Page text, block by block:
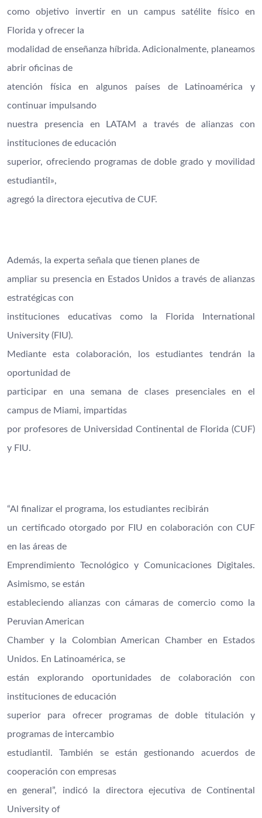
como objetivo invertir en un campus satélite físico en
Florida y ofrecer la
modalidad de enseñanza híbrida. Adicionalmente, planeamos
abrir oficinas de
atención física en algunos países de Latinoamérica y
continuar impulsando
nuestra presencia en LATAM a través de alianzas con
instituciones de educación
superior, ofreciendo programas de doble grado y movilidad
estudiantil»,
agregó la directora ejecutiva de CUF.
Además, la experta señala que tienen planes de
ampliar su presencia en Estados Unidos a través de alianzas
estratégicas con
instituciones educativas como la Florida International
University (FIU).
Mediante esta colaboración, los estudiantes tendrán la
oportunidad de
participar en una semana de clases presenciales en el
campus de Miami, impartidas
por profesores de Universidad Continental de Florida (CUF)
y FIU.
“Al finalizar el programa, los estudiantes recibirán
un certificado otorgado por FIU en colaboración con CUF
en las áreas de
Emprendimiento Tecnológico y Comunicaciones Digitales.
Asimismo, se están
estableciendo alianzas con cámaras de comercio como la
Peruvian American
Chamber y la Colombian American Chamber en Estados
Unidos. En Latinoamérica, se
están explorando oportunidades de colaboración con
instituciones de educación
superior para ofrecer programas de doble titulación y
programas de intercambio
estudiantil. También se están gestionando acuerdos de
cooperación con empresas
en general”, indicó la directora ejecutiva de Continental
University of